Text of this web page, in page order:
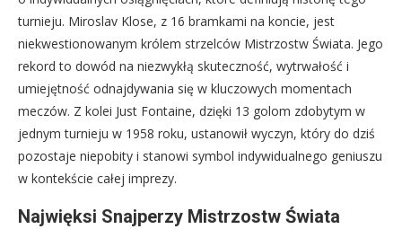
turnieju. Miroslav Klose, z 16 bramkami na koncie, jest
niekwestionowanym królem strzelców Mistrzostw Świata. Jego
rekord to dowód na niezwykłą skuteczność, wytrwałość i
umiejętność odnajdywania się w kluczowych momentach
meczów. Z kolei Just Fontaine, dzięki 13 golom zdobytym w
jednym turnieju w 1958 roku, ustanowił wyczyn, który do dziś
pozostaje niepobity i stanowi symbol indywidualnego geniuszu
w kontekście całej imprezy.
Najwięksi Snajperzy Mistrzostw Świata